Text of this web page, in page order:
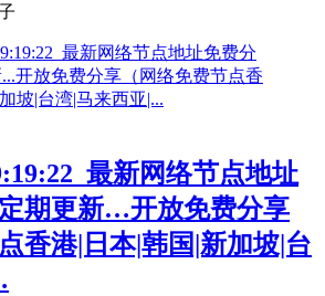
最新网络节点地址
期更新…开放免费分享
香港|日本|韩国|新加坡|台